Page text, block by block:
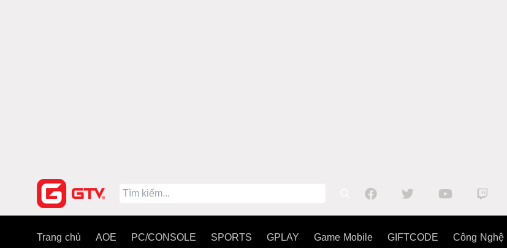
Trang chủ AOE PC/CONSOLE SPORTS GPLAY Game Mobile GIFTCODE Công Nghệ